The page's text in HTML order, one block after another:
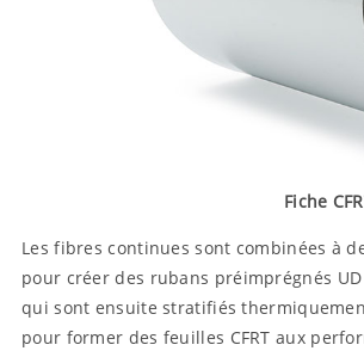
Fiche
Les fibres continues sont combinées à
pour créer des rubans préimprégnés
qui sont ensuite stratifiés
pour former des feuilles CFRT aux